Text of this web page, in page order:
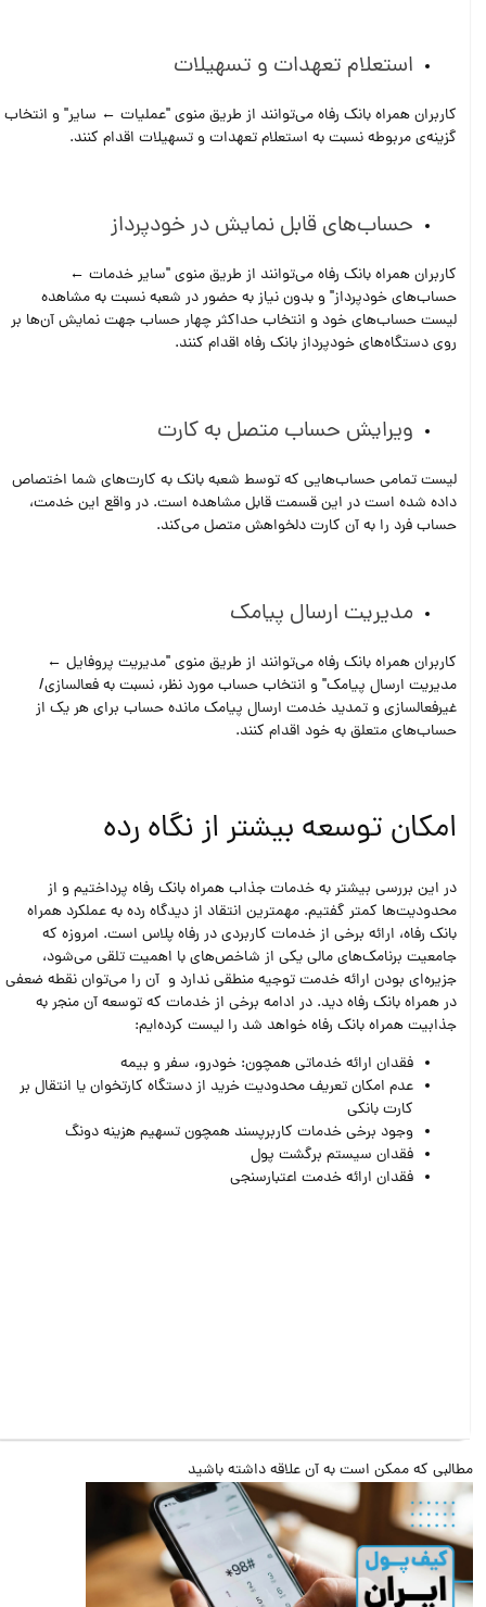
استعلام تعهدات و تسهیلات
کاربران همراه بانک رفاه می‌توانند از طریق منوی "عملیات ← سایر" و انتخاب
گزینه‌ی مربوطه نسبت به استعلام تعهدات و تسهیلات اقدام کنند.
حساب‌های قابل نمایش در خودپرداز
کاربران همراه بانک رفاه می‌توانند از طریق منوی "سایر خدمات ←
حساب‌های خودپرداز" و بدون نیاز به حضور در ﺷﻌﺒﻪ ﻧﺴﺒﺖ ﺑﻪ ﻣﺸﺎﻫﺪه
ﻟﻴﺴﺖ ﺣﺴﺎب‌ﻫﺎی ﺧﻮد و اﻧﺘﺨﺎب ﺣﺪاﻛﺜﺮ ﭼﻬﺎر ﺣﺴﺎب ﺟﻬﺖ ﻧﻤﺎﻳﺶ آن‌ها ﺑﺮ
روی دﺳﺘﮕﺎه‌ﻫﺎی ﺧﻮدﭘﺮداز ﺑﺎﻧﻚ رفاه اقدام کنند.
ویرایش حساب متصل به کارت
لیست تمامی حساب‌هایی که توسط شعبه بانک به کارت‌های شما اختصاص
داده شده است در این قسمت قابل مشاهده است. در واقع این خدمت،
حساب فرد را به آن کارت دلخواهش متصل می‌کند.
مدیریت ارسال پیامک
کاربران همراه بانک رفاه می‌توانند از طریق منوی "مدیریت پروفایل ←
مدیریت ارسال پیامک" و انتخاب حساب مورد نظر، نسبت به فعالسازی/
غیرفعالسازی و تمدید خدمت ارسال پیامک مانده حساب برای هر یک از
حساب‌های متعلق به خود اقدام کنند.
امکان توسعه بیشتر از نگاه رده
در این بررسی بیشتر به خدمات جذاب همراه بانک رفاه پرداختیم و از
محدودیت‌ها کمتر گفتیم. مهمترین انتقاد از دیدگاه رده به عملکرد همراه
بانک رفاه، ارائه برخی از خدمات کاربردی در رفاه پلاس است. امروزه که
جامعیت برنامک‌های مالی یکی از شاخص‌های با اهمیت تلقی می‌شود،
جزیره‌ای بودن ارائه خدمت توجیه منطقی ندارد و آن را می‌توان نقطه ضعفی
در همراه بانک رفاه دید. در ادامه برخی از خدمات که توسعه آن منجر به
جذابیت همراه بانک رفاه خواهد شد را لیست کرده‌ایم:
فقدان ارائه خدماتی همچون: خودرو، سفر و بیمه
عدم امکان تعریف محدودیت خرید از دستگاه کارتخوان یا انتقال بر
کارت بانکی
وجود برخی خدمات کاربرپسند همچون تسهیم هزینه دونگ
فقدان سیستم برگشت پول
فقدان ارائه خدمت اعتبارسنجی
که ممکن است به آن علاقه داشته باشید